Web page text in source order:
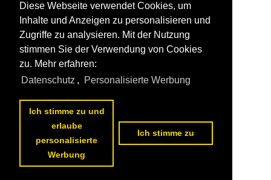
Diese Webseite verwendet Cookies, um
Inhalte und Anzeigen zu personalisieren und
Zugriffe zu analysieren. Mit der Nutzung
stimmen Sie der Verwendung von Cookies
zu. Mehr erfahren:
Datenschutz , Personalisierte Werbung
Ich stimme zu und
erlaube
personalisierte
Werbung
Ich stimme zu